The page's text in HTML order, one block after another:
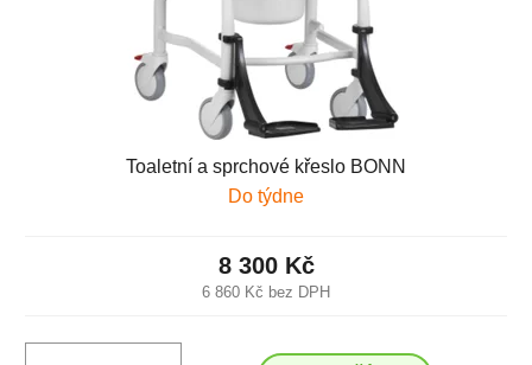
Toaletní a sprchové křeslo BONN
Do týdne
6 860 Kč bez DPH
8 300 Kč